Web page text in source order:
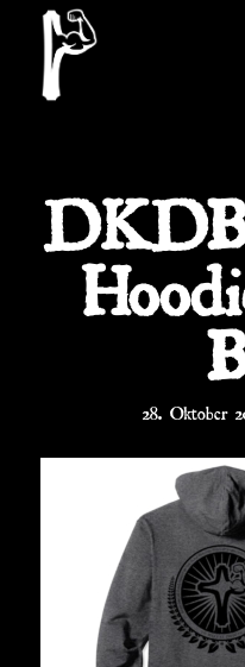
28. Oktober